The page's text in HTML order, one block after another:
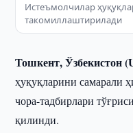
Истеъмолчилар
такомиллаштирилади
Тошкент, Ўзбекистон
ҳуқуқларини самарали
чора-тадбирлари
қилинди.